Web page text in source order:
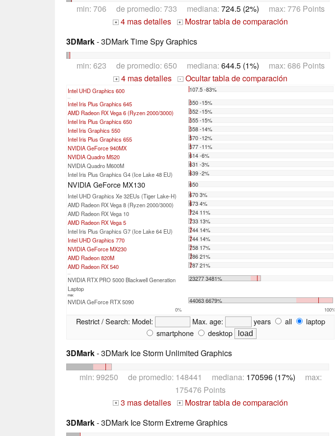
min: 706 de promedio: 733 mediana: 724.5 (2%) max: 776 Points
+ 4 mas detalles + Mostrar tabla de comparación
3DMark- 3DMark Time Spy Graphics
min: 623 de promedio: 650 mediana: 644.5 (1%) max: 686 Points
+ 4 mas detalles - Ocultar tabla de comparación
Intel UHD Graphics 600 107.5 -83%
Intel Iris Plus Graphics 645
550 -15%
AMD Radeon RX Vega 6 (Ryzen 2000/3000)
552 -15%
Intel Iris Plus Graphics 650
555 -15%
Intel Iris Graphics 550
558 -14%
Intel Iris Plus Graphics 655
570 -12%
NVIDIA GeForce 940MX
577 -11%
NVIDIA Quadro M520
614 -6%
NVIDIA Quadro M600M
631 -3%
Intel Iris Plus Graphics G4 (Ice Lake 48 EU)
639 -2%
NVIDIA GeForce MX130
650
Intel UHD Graphics Xe 32EUs (Tiger Lake-H)
670 3%
AMD Radeon RX Vega 8 (Ryzen 2000/3000)
673 4%
AMD Radeon RX Vega 10
724 11%
AMD Radeon RX Vega 5
733 13%
Intel Iris Plus Graphics G7 (Ice Lake 64 EU)
744 14%
Intel UHD Graphics 770
744 14%
NVIDIA GeForce MX230
758 17%
AMD Radeon 820M
786 21%
AMD Radeon RX 540
787 21%
NVIDIA RTX PRO 5000 Blackwell Generation
Laptop
23277 3481%
max:
NVIDIA GeForce RTX 5090 44063 6679%
0% 100%
Restrict / Search: Model: Max. age: years all
laptop
smartphone
desktop
3DMark- 3DMark Ice Storm Unlimited Graphics
min: 99250 de promedio: 148441 mediana: 170596 (17%) max:
175476 Points
+ 3 mas detalles + Mostrar tabla de comparación
3DMark- 3DMark Ice Storm Extreme Graphics